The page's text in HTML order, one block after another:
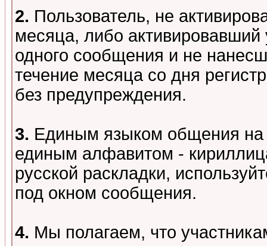
2. Пользователь, не
месяца, либо
одного сообщения и не
течение месяца со дня
без предупреждения.
3. Единым языком общения на
единым алфавитом -
русской раскладки,
под окном сообщения.
4. Мы полагаем, что